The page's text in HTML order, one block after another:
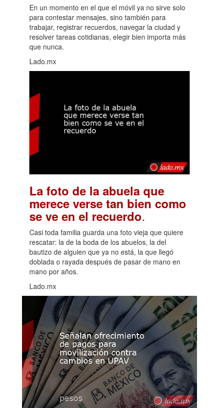
En un momento en el que el móvil ya no sirve solo
para contestar mensajes, sino también para
trabajar, registrar recuerdos, navegar la ciudad y
resolver tareas cotidianas, elegir bien importa más
que nunca.
Lado.mx
La foto de la abuela que
merece verse tan bien como
se ve en el recuerdo.
Casi toda familia guarda una foto vieja que quiere
rescatar: la de la boda de los abuelos, la del
bautizo de alguien que ya no está, la que llegó
doblada o rayada después de pasar de mano en
mano por años.
Lado.mx